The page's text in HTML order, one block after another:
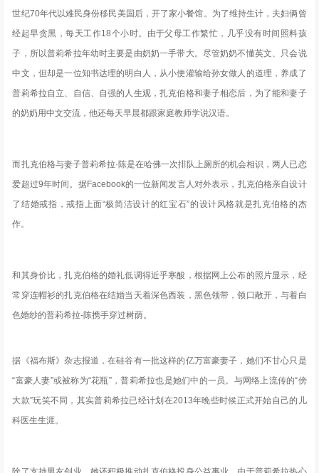
世纪70年代以难民身份移民美国后，开了家小餐馆。为了维持生计，夫妇俩曾
经起早贪黑，每天工作18个小时。由于父母工作繁忙，几乎没有时间照料孩
子，所以普莉希拉年幼时主要是由奶奶一手带大。尽管奶奶不懂英文、只会说
中文，但却是一位知书达理的明白人， 从小便灌输给孙女做人的道理，养成了
普莉希拉自立、自信、自强的人生观，扎克伯格和妻子相恋后，为了能和妻子
的奶奶用中文交流，他还每天早晨都跟家庭教师学说汉语。
而扎克伯格与妻子普莉希拉·陈是在哈佛一次排队上厕所的机会相识，两人已恋
爱超过9年时间。据Facebook的一位新闻发言人对外表示，扎克伯格亲自设计
了结婚戒指，戒指上面“极简洁设计的红宝石”的设计风格就是扎克伯格的杰
作。
和其身价比，扎克伯格的婚礼低调得近乎寒酸，根据网上公布的照片显示，经
常穿连帽衫的扎克伯格在结婚当天着深色西装，黑色领带，领口敞开，与着白
色婚纱的普莉希拉-陈携手穿过树荫。
据《福布斯》杂志报道，在硅谷有一批这样的亿万富豪妻子，她们不甘心只是
“富豪人妻”或被称为“花瓶”，普莉希拉也是她们中的一员。与网络上流传的“傍
大款”玩笑不同，其实普莉希拉已经计划在2013年晚些时候正式开始自己的儿
科医生生涯。